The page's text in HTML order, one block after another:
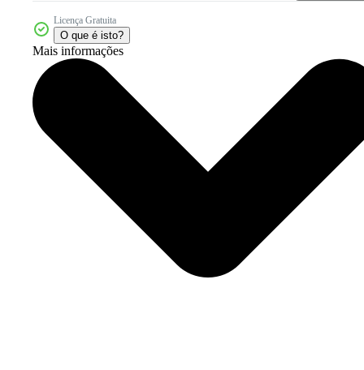
Licença Gratuita
O que é isto?
Mais informações